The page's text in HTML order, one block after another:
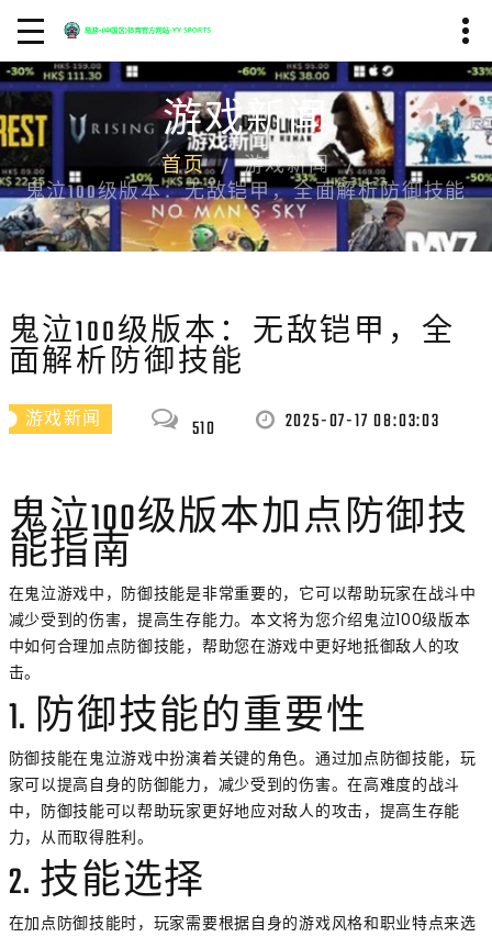
游戏新闻
首页
游戏新闻
鬼泣100级版本：无敌铠甲，全面解析防御技能
鬼泣100级版本：无敌铠甲，全
面解析防御技能
游戏新闻 510 2025-07-17 08:03:03
鬼泣100级版本加点防御技
能指南
在鬼泣游戏中，防御技能是非常重要的，它可以帮助玩家在战斗中
减少受到的伤害，提高生存能力。本文将为您介绍鬼泣100级版本
中如何合理加点防御技能，帮助您在游戏中更好地抵御敌人的攻
击。
1. 防御技能的重要性
防御技能在鬼泣游戏中扮演着关键的角色。通过加点防御技能，玩
家可以提高自身的防御能力，减少受到的伤害。在高难度的战斗
中，防御技能可以帮助玩家更好地应对敌人的攻击，提高生存能
力，从而取得胜利。
2. 技能选择
在加点防御技能时，玩家需要根据自身的游戏风格和职业特点来选